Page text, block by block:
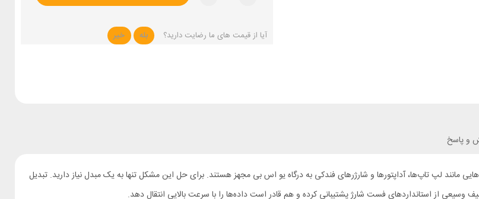
آیا از قیمت های ما رضایت دارید؟ بله خیر
و پاسخ
مانند لپ تاپ‌ها، آداپتورها و شارژرهای فندکی به درگاه یو اس بی مجهز هستند. برای حل این مشکل تنها به یک مبدل نیاز دارید. تبدیل